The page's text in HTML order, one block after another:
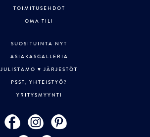
TOIMITUSEHDOT
OMA TILI
SUOSITUINTA NYT
ASIAKASGALLERIA
JULISTAMO ♥ JÄRJESTÖT
PSST, YHTEISTYÖ?
YRITYSMYYNTI